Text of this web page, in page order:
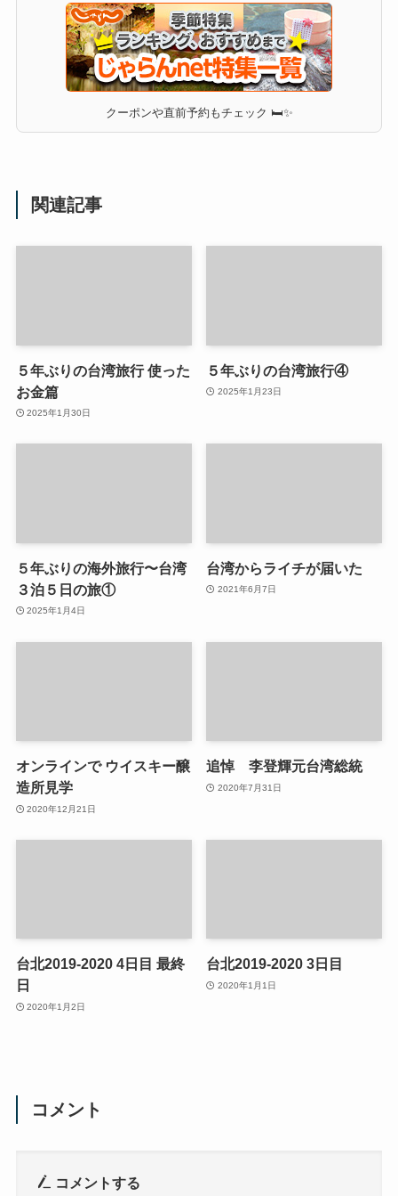
クーポンや直前予約もチェック 🛏✨
関連記事
５年ぶりの台湾旅行 使った
お金篇
2025年1月30日
５年ぶりの台湾旅行④
2025年1月23日
５年ぶりの海外旅行〜台湾
３泊５日の旅①
2025年1月4日
台湾からライチが届いた
2021年6月7日
オンラインで ウイスキー醸
造所見学
2020年12月21日
追悼 李登輝元台湾総統
2020年7月31日
台北2019-2020 4日目 最終
日
2020年1月2日
台北2019-2020 3日目
2020年1月1日
コメント
コメントする